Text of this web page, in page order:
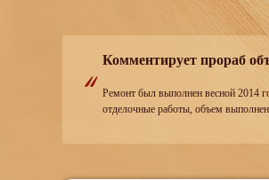
Комментирует прораб
Ремонт был выполнен весной 2014
отделочные работы, объем